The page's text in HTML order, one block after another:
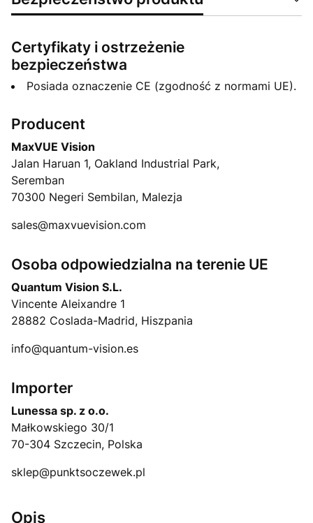
Certyfikaty i ostrzeżenie
bezpieczeństwa
Posiada oznaczenie CE (zgodność z normami UE).
Producent
MaxVUE Vision
Jalan Haruan 1, Oakland Industrial Park,
Seremban
70300 Negeri Sembilan, Malezja
sales@maxvuevision.com
Osoba odpowiedzialna na terenie UE
Quantum Vision S.L.
Vincente Aleixandre 1
28882 Coslada-Madrid, Hiszpania
info@quantum-vision.es
Importer
Lunessa sp. z o.o.
Małkowskiego 30/1
70-304 Szczecin, Polska
sklep@punktsoczewek.pl
Opis